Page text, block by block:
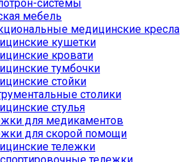
системы
мебель
медицинские кресла
кушетки
кровати
тумбочки
стойки
столики
стулья
для медикаментов
для скорой помощи
тележки